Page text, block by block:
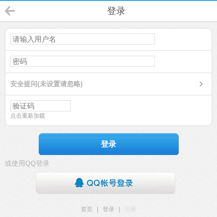
登录
安全提问(未设置请忽略)
点击重新加载
登录
或使用QQ登录
首页 登录
注册